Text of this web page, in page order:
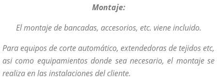
Montaje:
El montaje de bancadas, accesorios, etc. viene incluido.
Para equipos de corte automático, extendedoras de tejidos etc,
asi como equipamientos donde sea necesario, el montaje se
realiza en las instalaciones del cliente.